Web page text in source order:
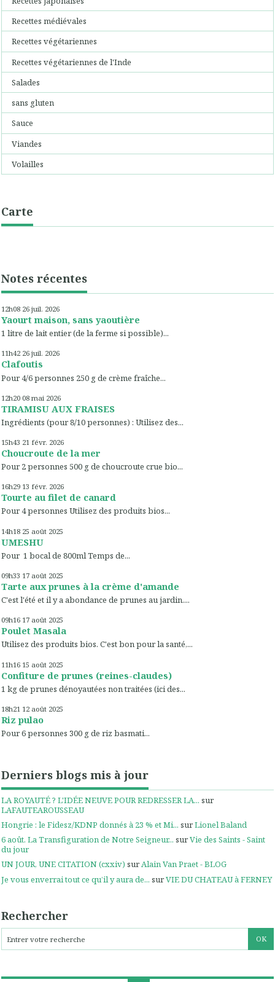
Recettes médiévales
Recettes végétariennes
Recettes végétariennes de l'Inde
Salades
sans gluten
Sauce
Viandes
Volailles
Carte
Notes récentes
12h08 26 juil. 2026
Yaourt maison, sans yaoutière
1 litre de lait entier (de la ferme si possible)...
11h42 26 juil. 2026
Clafoutis
Pour 4/6 personnes 250 g de crème fraîche...
12h20 08 mai 2026
TIRAMISU AUX FRAISES
Ingrédients (pour 8/10 personnes) : Utilisez des...
15h43 21 févr. 2026
Choucroute de la mer
Pour 2 personnes 500 g de choucroute crue bio...
16h29 13 févr. 2026
Tourte au filet de canard
Pour 4 personnes Utilisez des produits bios...
14h18 25 août 2025
UMESHU
Pour 1 bocal de 800ml Temps de...
09h33 17 août 2025
Tarte aux prunes à la crème d'amande
C'est l'été et il y a abondance de prunes au jardin....
09h16 17 août 2025
Poulet Masala
Utilisez des produits bios. C'est bon pour la santé,...
11h16 15 août 2025
Confiture de prunes (reines-claudes)
1 kg de prunes dénoyautées non traitées (ici des...
18h21 12 août 2025
Riz pulao
Pour 6 personnes 300 g de riz basmati...
Derniers blogs mis à jour
LA ROYAUTÉ ? L'IDÉE NEUVE POUR REDRESSER LA... sur
LAFAUTEAROUSSEAU
Hongrie : le Fidesz/KDNP donnés à 23 % et Mi... surLionel Baland
6 août. La Transfiguration de Notre Seigneur... surVie des Saints - Saint
du jour
UN JOUR, UNE CITATION (cxxiv) surAlain Van Praet - BLOG
Je vous enverrai tout ce qu’il y aura de... surVIE DU CHATEAU à FERNEY
Rechercher